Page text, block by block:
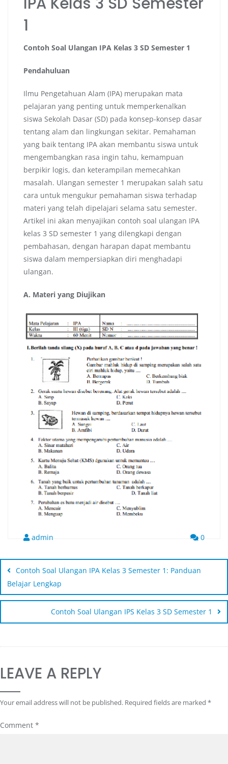
1
Contoh Soal Ulangan IPA Kelas 3 SD Semester 1
Pendahuluan
Ilmu Pengetahuan Alam (IPA) merupakan mata
pelajaran yang penting untuk memperkenalkan
siswa Sekolah Dasar (SD) pada konsep-konsep dasar
tentang alam dan lingkungan sekitar. Pemahaman
yang baik tentang IPA akan membantu siswa untuk
mengembangkan rasa ingin tahu, kemampuan
berpikir logis, dan keterampilan memecahkan
masalah. Ulangan semester 1 merupakan salah satu
cara untuk mengukur pemahaman siswa terhadap
materi yang telah dipelajari selama satu semester.
Artikel ini akan menyajikan contoh soal ulangan IPA
kelas 3 SD semester 1 yang dilengkapi dengan
pembahasan, dengan harapan dapat membantu
siswa dalam mempersiapkan diri menghadapi
ulangan.
A. Materi yang Diujikan
admin 0
Contoh Soal Ulangan IPA Kelas 3 Semester 1: Panduan
Belajar Lengkap
Contoh Soal Ulangan IPS Kelas 3 SD Semester 1
LEAVE A REPLY
Your email address will not be published. Required fields are marked *
Comment *